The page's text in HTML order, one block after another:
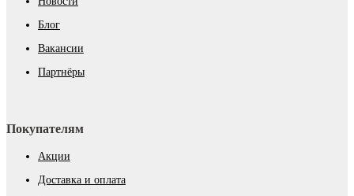
Блог
Вакансии
Партнёры
Покупателям
Акции
Доставка и оплата